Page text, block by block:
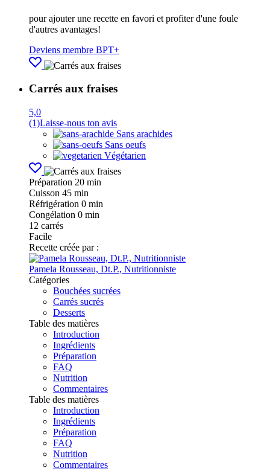
pour ajouter une recette en favori et profiter d'une foule
d'autres avantages!
Deviens membre BPT+
Carrés aux fraises
5,0
(1)Laisse-nous ton avis
Sans arachides
Sans oeufs
Végétarien
Préparation 20 min
Cuisson 45 min
Réfrigération 0 min
Congélation 0 min
12 carrés
Facile
Recette créée par :
Pamela Rousseau, Dt.P., Nutritionniste
Catégories
Bouchées sucrées
Carrés sucrés
Desserts
Table des matières
Introduction
Ingrédients
Préparation
FAQ
Nutrition
Commentaires
Table des matières
Introduction
Ingrédients
Préparation
FAQ
Nutrition
Commentaires